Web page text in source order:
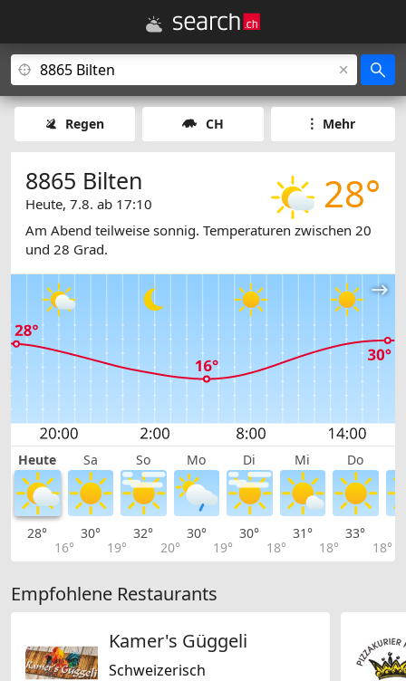
Regen CH Mehr
28°
8865 Bilten
Heute, 7.8. ab 17:10
Am Abend teilweise sonnig. Temperaturen zwischen 20
und 28 Grad.
Heute Sa So Mo Di Mi Do
28°
16°
30°
19°
32°
20°
30°
19°
30°
18°
31°
18°
33°
18°
Empfohlene Restaurants
Kamer's Güggeli
Schweizerisch